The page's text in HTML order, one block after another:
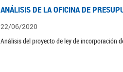
ANÁLISIS DE LA OFICINA DE
22/06/2020
Análisis del proyecto de ley de incorporación